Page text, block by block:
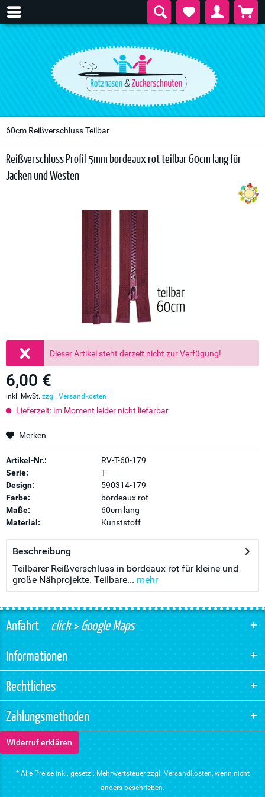
60cm Reißverschluss Teilbar
Reißverschluss Profil 5mm bordeaux rot teilbar 60cm lang für
Jacken und Westen
Dieser Artikel steht derzeit nicht zur Verfügung!
6,00 €
inkl. MwSt. zzgl. Versandkosten
Lieferzeit: im Moment leider nicht liefarbar
Merken
Artikel-Nr.:
RV-T-60-179
Serie:
T
Design:
590314-179
Farbe:
bordeaux rot
Maße:
60cm lang
Material:
Kunststoff
Beschreibung
Teilbarer Reißverschluss in bordeaux rot für kleine und
große Nähprojekte. Teilbare... mehr
Anfahrtclick > Google Maps
Informationen
Rechtliches
Zahlungsmethoden
Widerruf erklären
* Alle Preise inkl. gesetzl. Mehrwertsteuer zzgl. Versandkosten, wenn nicht
anders beschrieben.